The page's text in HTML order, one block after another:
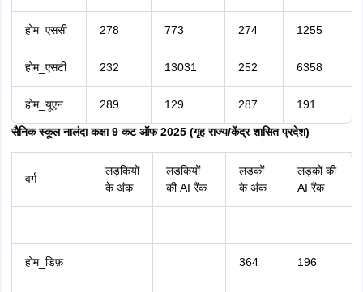
होम_एससी 278 773 274 1255
होम_एसटी 232 13031 252 6358
होम_यूएन 289 129 287 191
सैनिक स्कूल नालंदा कक्षा 9 कट ऑफ 2025 (गृह राज्य/केंद्र शासित प्रदेश)
वर्ग
लड़कियों
के अंक
लड़कियों
की AI रैंक
लड़कों
के अंक
लड़कों की
AI रैंक
होम_डिफ़ 364 196